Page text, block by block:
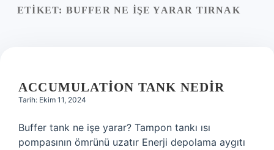
Yasal Uyarı
ETIKET: BUFFER NE IŞE YARAR TIRNAK
ACCUMULATION TANK NEDIR
Tarih: Ekim 11, 2024
Buffer tank ne işe yarar? Tampon tankı ısı
pompasının ömrünü uzatır Enerji depolama aygıtı